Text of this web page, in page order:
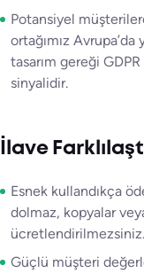
Potansiyel
ortağımız
tasarım gereği
sinyalidir.
İlave
Esnek kullandıkça
dolmaz, kopyalar
ücretlendirilmezsiniz.
Güçlü müşteri